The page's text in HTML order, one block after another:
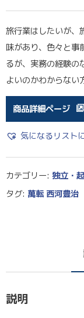
旅行業はしたいが、
味があり、色々と事
るが、実務の経験の
よいのかわからな
商品詳細ページ
気になるリスト
カテゴリー: 独立・
タグ: 萬転 西河豊治
説明